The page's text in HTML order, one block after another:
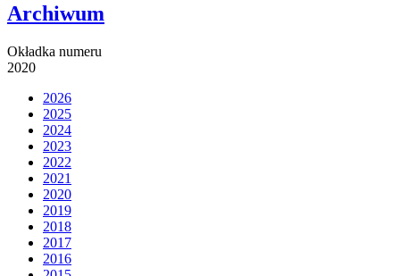
Archiwum
Okładka numeru
2020
2026
2025
2024
2023
2022
2021
2020
2019
2018
2017
2016